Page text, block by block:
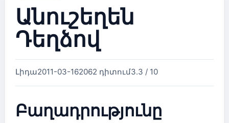
Անուշեղեն
Դեղձով
Լիդա2011-03-162062 դիտում3.3 / 10
Բաղադրությունը